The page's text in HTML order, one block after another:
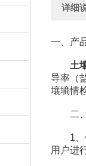
详细
一、产
土
导率（
壤墒情
二、
1、仪
用户进